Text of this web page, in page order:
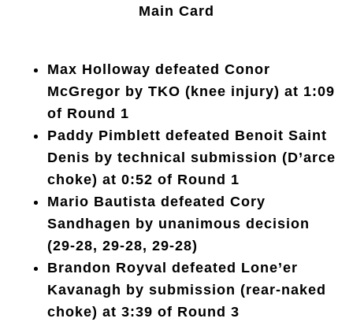
Main Card
Max Holloway defeated Conor
McGregor by TKO (knee injury) at 1:09
of Round 1
Paddy Pimblett defeated Benoit Saint
Denis by technical submission (D’arce
choke) at 0:52 of Round 1
Mario Bautista defeated Cory
Sandhagen by unanimous decision
(29-28, 29-28, 29-28)
Brandon Royval defeated Lone’er
Kavanagh by submission (rear-naked
choke) at 3:39 of Round 3